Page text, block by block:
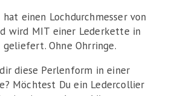
einen Lochdurchmesser von
wird MIT einer Lederkette in
geliefert. Ohne Ohrringe.
diese Perlenform in einer
Möchtest Du ein Ledercollier